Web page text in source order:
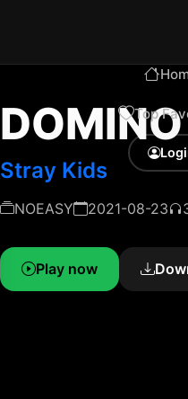
Top
DOMINO
Stray Kids
NOEASY 2021-08-23
Play now